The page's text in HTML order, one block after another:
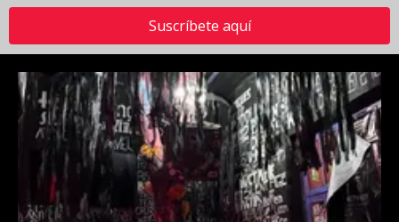
Suscríbete aquí